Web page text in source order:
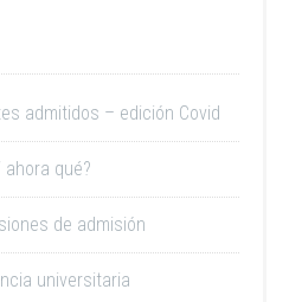
admitidos – edición Covid
ahora qué?
de admisión
universitaria